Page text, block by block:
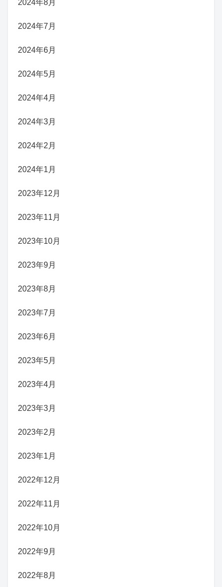
2024年8月
2024年7月
2024年6月
2024年5月
2024年4月
2024年3月
2024年2月
2024年1月
2023年12月
2023年11月
2023年10月
2023年9月
2023年8月
2023年7月
2023年6月
2023年5月
2023年4月
2023年3月
2023年2月
2023年1月
2022年12月
2022年11月
2022年10月
2022年9月
2022年8月